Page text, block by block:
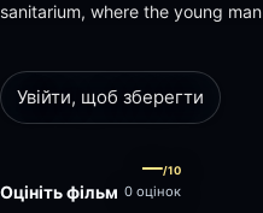
sanitarium, where the young
Увійти, щоб зберегти
Оцініть фільм
—/10
0 оцінок